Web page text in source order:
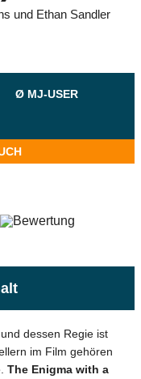
und Ethan Sandler
Ø MJ-USER
und dessen Regie ist
im Film gehören
The Enigma with a